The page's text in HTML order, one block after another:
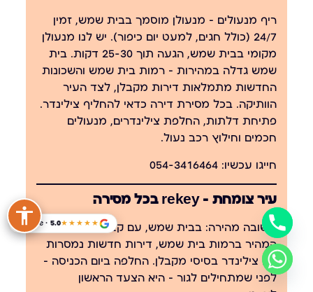
ריף מנעולים — מנעולן מוסמך בבית שמש, זמין
24/7 (כולל חגים, למעט יום כיפור). יש לנו מנעולן
מקומי בבית שמש, הגעה תוך 25-30 דקות. בית
שמש גדלה במהירות — רמות בית שמש והשכונות
החדשות מתמלאות דירות מקבלן, לצד העיר
הוותיקה. בכל מסירת דירה כדאי להחליף צילינדר.
פתיחת דלתות, החלפת צילינדרים, מנעולים
חכמים וחילוץ רכב נעול.
חייגו עכשיו: 054-3416464
עיר צומחת — rekey בכל מסירה
תשובה מהירה: בבית שמש, עם קצב הבנייה
המהיר ברמות בית שמש, דירות חדשות נמסרות
עם צילינדר בסיסי מקבלן. החלפה ביום הכניסה —
לפני שמתחילים לגור — היא הצעד הראשון
★★★★★
Google · 5.0